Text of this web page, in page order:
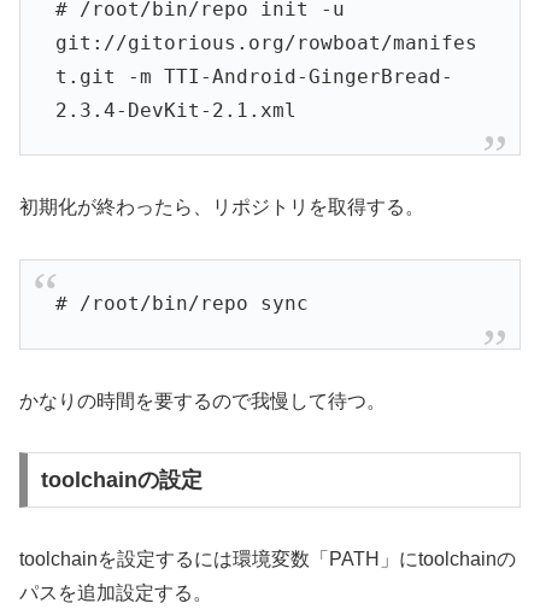
# /root/bin/repo init -u
git://gitorious.org/rowboat/manifes
t.git -m TTI-Android-GingerBread-
2.3.4-DevKit-2.1.xml
初期化が終わったら、リポジトリを取得する。
# /root/bin/repo sync
かなりの時間を要するので我慢して待つ。
toolchainの設定
toolchainを設定するには環境変数「PATH」にtoolchainの
パスを追加設定する。